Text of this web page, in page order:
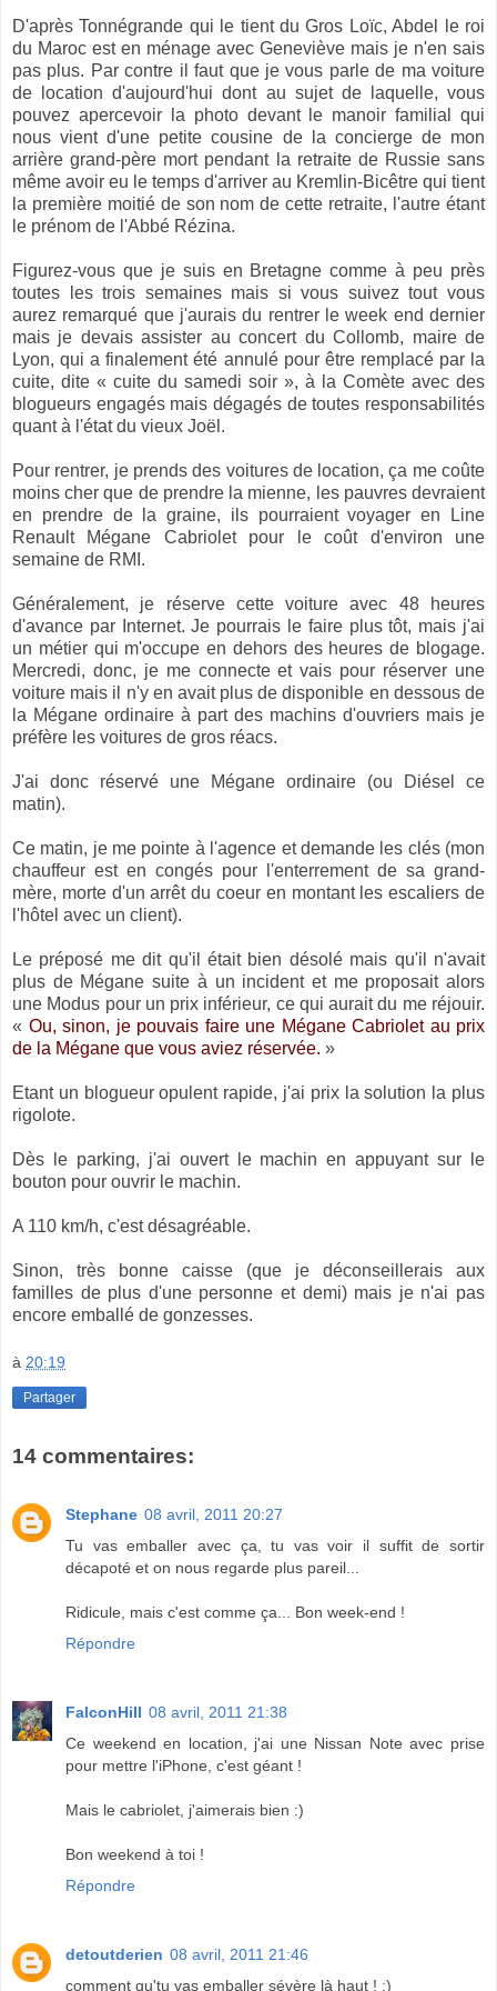
D'après Tonnégrande qui le tient du Gros Loïc, Abdel le roi
du Maroc est en ménage avec Geneviève mais je n'en sais
pas plus. Par contre il faut que je vous parle de ma voiture
de location d'aujourd'hui dont au sujet de laquelle, vous
pouvez apercevoir la photo devant le manoir familial qui
nous vient d'une petite cousine de la concierge de mon
arrière grand-père mort pendant la retraite de Russie sans
même avoir eu le temps d'arriver au Kremlin-Bicêtre qui tient
la première moitié de son nom de cette retraite, l'autre étant
le prénom de l'Abbé Rézina.
Figurez-vous que je suis en Bretagne comme à peu près
toutes les trois semaines mais si vous suivez tout vous
aurez remarqué que j'aurais du rentrer le week end dernier
mais je devais assister au concert du Collomb, maire de
Lyon, qui a finalement été annulé pour être remplacé par la
cuite, dite « cuite du samedi soir », à la Comète avec des
blogueurs engagés mais dégagés de toutes responsabilités
quant à l'état du vieux Joël.
Pour rentrer, je prends des voitures de location, ça me coûte
moins cher que de prendre la mienne, les pauvres devraient
en prendre de la graine, ils pourraient voyager en Line
Renault Mégane Cabriolet pour le coût d'environ une
semaine de RMI.
Généralement, je réserve cette voiture avec 48 heures
d'avance par Internet. Je pourrais le faire plus tôt, mais j'ai
un métier qui m'occupe en dehors des heures de blogage.
Mercredi, donc, je me connecte et vais pour réserver une
voiture mais il n'y en avait plus de disponible en dessous de
la Mégane ordinaire à part des machins d'ouvriers mais je
préfère les voitures de gros réacs.
J'ai donc réservé une Mégane ordinaire (ou Diésel ce
matin).
Ce matin, je me pointe à l'agence et demande les clés (mon
chauffeur est en congés pour l'enterrement de sa grand-
mère, morte d'un arrêt du coeur en montant les escaliers de
l'hôtel avec un client).
Le préposé me dit qu'il était bien désolé mais qu'il n'avait
plus de Mégane suite à un incident et me proposait alors
une Modus pour un prix inférieur, ce qui aurait du me réjouir.
« Ou, sinon, je pouvais faire une Mégane Cabriolet au prix
de la Mégane que vous aviez réservée. »
Etant un blogueur opulent rapide, j'ai prix la solution la plus
rigolote.
Dès le parking, j'ai ouvert le machin en appuyant sur le
bouton pour ouvrir le machin.
A 110 km/h, c'est désagréable.
Sinon, très bonne caisse (que je déconseillerais aux
familles de plus d'une personne et demi) mais je n'ai pas
encore emballé de gonzesses.
à 20:19
Partager
14 commentaires:
Stephane 08 avril, 2011 20:27
Tu vas emballer avec ça, tu vas voir il suffit de sortir
décapoté et on nous regarde plus pareil...
Ridicule, mais c'est comme ça... Bon week-end !
Répondre
FalconHill 08 avril, 2011 21:38
Ce weekend en location, j'ai une Nissan Note avec prise
pour mettre l'iPhone, c'est géant !
Mais le cabriolet, j'aimerais bien :)
Bon weekend à toi !
Répondre
detoutderien 08 avril, 2011 21:46
comment qu'tu vas emballer sévère là haut ! :)